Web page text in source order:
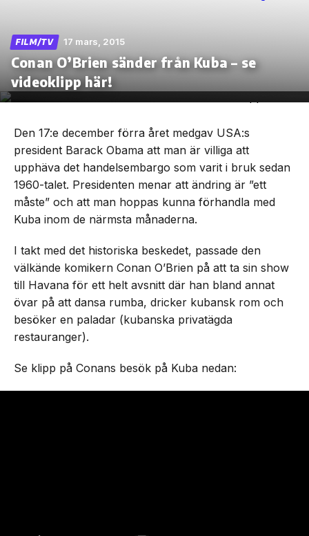
Skip
the
FILM/TV 17 mars, 2015
Conan O’Brien sänder från Kuba – se
videoklipp här!
Den 17:e december förra året medgav USA:s
president Barack Obama att man är villiga att
upphäva det handelsembargo som varit i bruk sedan
1960-talet. Presidenten menar att ändring är ”ett
måste” och att man hoppas kunna förhandla med
Kuba inom de närmsta månaderna.
I takt med det historiska beskedet, passade den
välkände komikern Conan O’Brien på att ta sin show
till Havana för ett helt avsnitt där han bland annat
övar på att dansa rumba, dricker kubansk rom och
besöker en paladar (kubanska privatägda
restauranger).
Se klipp på Conans besök på Kuba nedan: